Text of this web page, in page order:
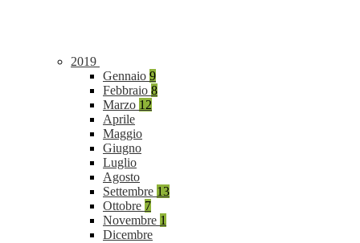
2019
Gennaio 9
Febbraio 8
Marzo 12
Aprile
Maggio
Giugno
Luglio
Agosto
Settembre 13
Ottobre 7
Novembre 1
Dicembre